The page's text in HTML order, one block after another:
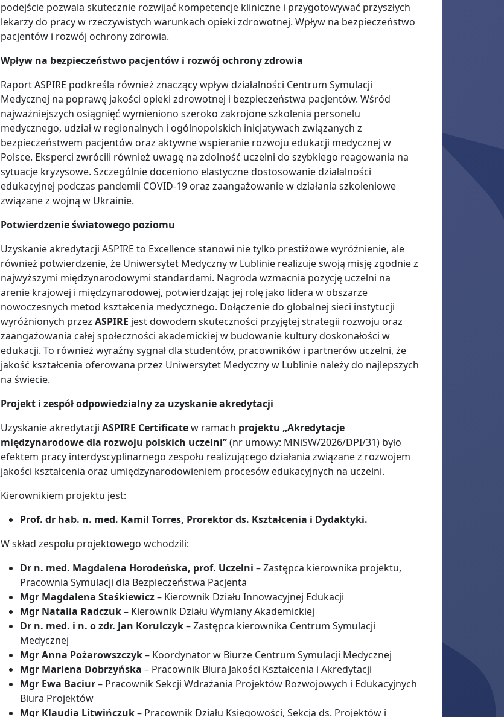
podejście pozwala skutecznie rozwijać kompetencje kliniczne i przygotowywać przyszłych
lekarzy do pracy w rzeczywistych warunkach opieki zdrowotnej. Wpływ na bezpieczeństwo
pacjentów i rozwój ochrony zdrowia.
Wpływ na bezpieczeństwo pacjentów i rozwój ochrony zdrowia
Raport ASPIRE podkreśla również znaczący wpływ działalności Centrum Symulacji
Medycznej na poprawę jakości opieki zdrowotnej i bezpieczeństwa pacjentów. Wśród
najważniejszych osiągnięć wymieniono szeroko zakrojone szkolenia personelu
medycznego, udział w regionalnych i ogólnopolskich inicjatywach związanych z
bezpieczeństwem pacjentów oraz aktywne wspieranie rozwoju edukacji medycznej w
Polsce. Eksperci zwrócili również uwagę na zdolność uczelni do szybkiego reagowania na
sytuacje kryzysowe. Szczególnie doceniono elastyczne dostosowanie działalności
edukacyjnej podczas pandemii COVID-19 oraz zaangażowanie w działania szkoleniowe
związane z wojną w Ukrainie.
Potwierdzenie światowego poziomu
Uzyskanie akredytacji ASPIRE to Excellence stanowi nie tylko prestiżowe wyróżnienie, ale
również potwierdzenie, że Uniwersytet Medyczny w Lublinie realizuje swoją misję zgodnie z
najwyższymi międzynarodowymi standardami. Nagroda wzmacnia pozycję uczelni na
arenie krajowej i międzynarodowej, potwierdzając jej rolę jako lidera w obszarze
nowoczesnych metod kształcenia medycznego. Dołączenie do globalnej sieci instytucji
wyróżnionych przez ASPIRE jest dowodem skuteczności przyjętej strategii rozwoju oraz
zaangażowania całej społeczności akademickiej w budowanie kultury doskonałości w
edukacji. To również wyraźny sygnał dla studentów, pracowników i partnerów uczelni, że
jakość kształcenia oferowana przez Uniwersytet Medyczny w Lublinie należy do najlepszych
na świecie.
Projekt i zespół odpowiedzialny za uzyskanie akredytacji
Uzyskanie akredytacji ASPIRE Certificatew ramach projektu „Akredytacje
międzynarodowe dla rozwoju polskich uczelni”(nr umowy: MNiSW/2026/DPI/31) było
efektem pracy interdyscyplinarnego zespołu realizującego działania związane z rozwojem
jakości kształcenia oraz umiędzynarodowieniem procesów edukacyjnych na uczelni.
Kierownikiem projektu jest:
Prof. dr hab. n. med. Kamil Torres, Prorektor ds. Kształcenia i Dydaktyki.
W skład zespołu projektowego wchodzili:
Dr n. med. Magdalena Horodeńska, prof. Uczelni – Zastępca kierownika projektu,
Pracownia Symulacji dla Bezpieczeństwa Pacjenta
Mgr Magdalena Staśkiewicz– Kierownik Działu Innowacyjnej Edukacji
Mgr Natalia Radczuk– Kierownik Działu Wymiany Akademickiej
Dr n. med. i n. o zdr. Jan Korulczyk– Zastępca kierownika Centrum Symulacji
Medycznej
Mgr Anna Pożarowszczyk– Koordynator w Biurze Centrum Symulacji Medycznej
Mgr Marlena Dobrzyńska – Pracownik Biura Jakości Kształcenia i Akredytacji
Mgr Ewa Baciur– Pracownik Sekcji Wdrażania Projektów Rozwojowych i Edukacyjnych
Biura Projektów
Mgr Klaudia Litwińczuk– Pracownik Działu Księgowości, Sekcja ds. Projektów i